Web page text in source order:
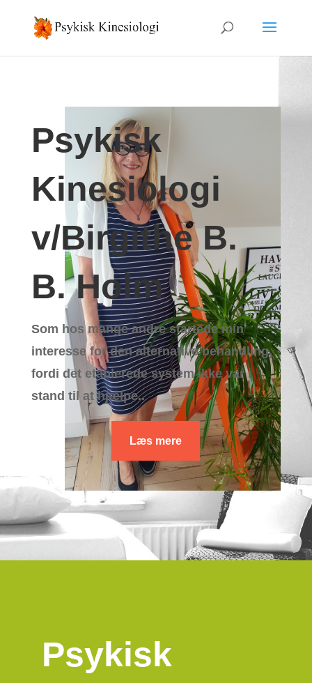
Psykisk
Kinesiologi
v/Birgithe B.
B. Holm
Som hos mange andre startede min
interesse for den alternative behandling,
fordi det etablerede system ikke var i
stand til at hjælpe..
Læs mere
Psykisk